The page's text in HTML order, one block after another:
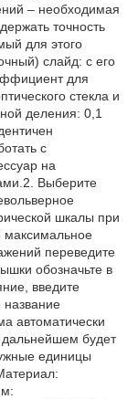
– необходимая
точность
для этого
слайд: с его
для
стекла и
деления: 0,1
с
на
Выберите
шкалы при
максимальное
переведите
обозначьте в
введите
название
автоматически
будет
единицы